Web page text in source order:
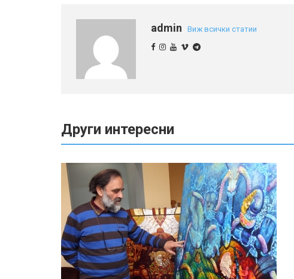
admin Виж всички статии
Други интересни